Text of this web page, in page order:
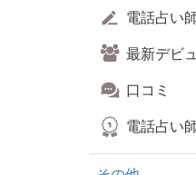
電話占い
最新デビ
口コミ
電話占い